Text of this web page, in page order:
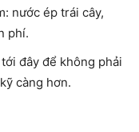
nước ép trái cây,
phí.
đây để không phải
càng hơn.